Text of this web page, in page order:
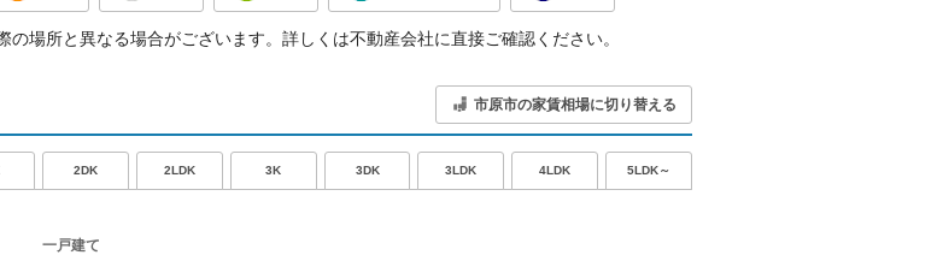
場所と異なる場合がございます。詳しくは不動産会社に直接ご確認ください。
市原市の家賃相場に切り替える
2DK 2LDK 3K 3DK 3LDK 4LDK 5LDK～
一戸建て